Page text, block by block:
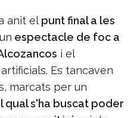
anit el punt final a les
espectacle de foc a
i el
Es tancaven
marcats per un
qual s'ha buscat poder